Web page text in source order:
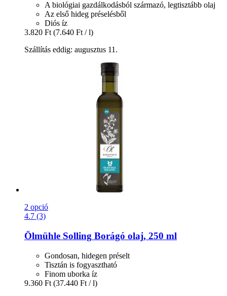
A biológiai gazdálkodásból származó, legtisztább olaj
Az első hideg préselésből
Diós íz
3.820 Ft (7.640 Ft / l)
Szállítás eddig: augusztus 11.
2 opció
4.7 (3)
Ölmühle Solling Borágó olaj, 250 ml
Gondosan, hidegen préselt
Tisztán is fogyasztható
Finom uborka íz
9.360 Ft (37.440 Ft / l)